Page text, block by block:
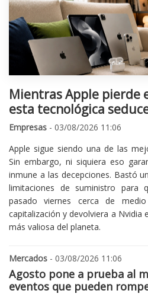
Mientras Apple pierde
esta tecnológica
Empresas - 03/08/2026 11:06
Apple sigue siendo una de las
Sin embargo, ni siquiera eso
inmune a las decepciones. Bastó
limitaciones de suministro para
pasado viernes cerca de
capitalización y devolviera a Nvidia
más valiosa del planeta.
Mercados - 03/08/2026 11:06
Agosto pone a prueba al
eventos que pueden